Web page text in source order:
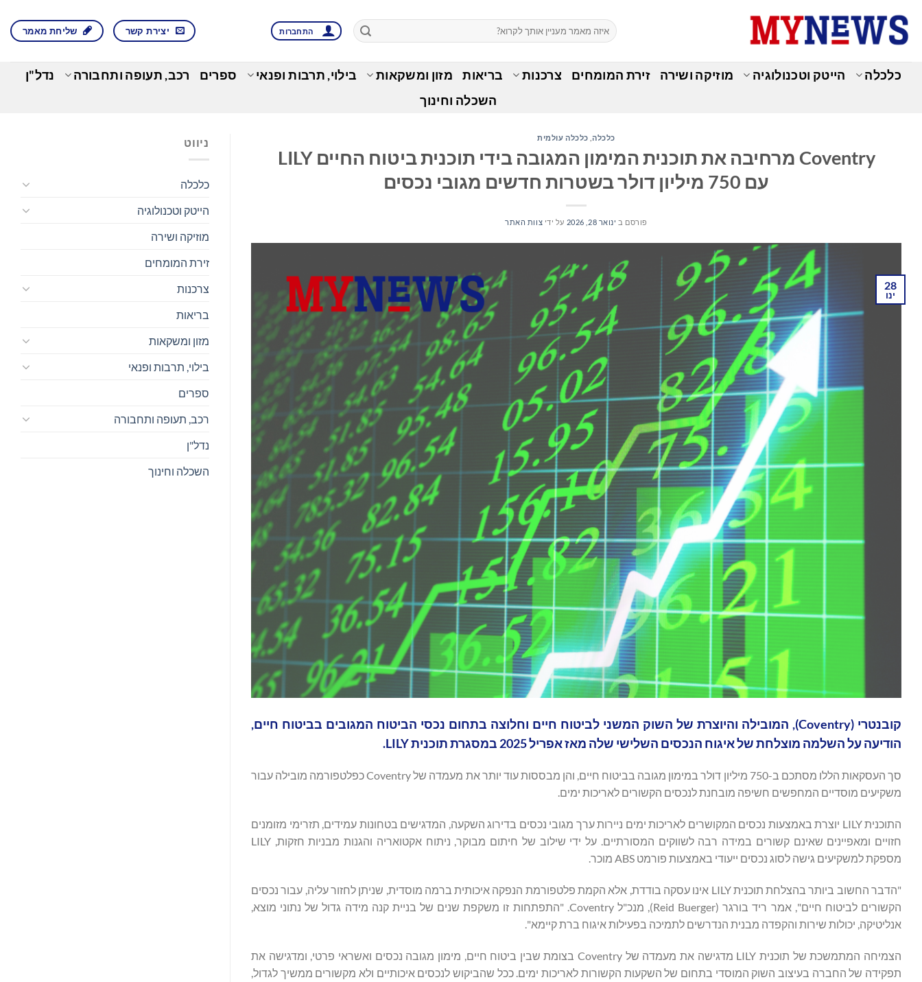
content
התחברות יצירת קשר שליחת מאמר
כלכלה הייטק וטכנולוגיה מוזיקה ושירה זירת המומחים צרכנות בריאות מזון ומשקאות בילוי, תרבות ופנאי ספרים רכב, תעופה ותחבורה
נדל"ן
השכלה וחינוך
כלכלה, כלכלה עולמית
Coventry מרחיבה את תוכנית המימון המגובה בידי תוכנית ביטוח החיים LILY
עם 750 מיליון דולר בשטרות חדשים מגובי נכסים
פורסם ב ינואר 28, 2026 על ידי צוות האתר
28
ינו
קובנטרי (Coventry), המובילה והיוצרת של השוק המשני לביטוח חיים וחלוצה בתחום נכסי הביטוח המגובים בביטוח חיים,
הודיעה על השלמה מוצלחת של איגוח הנכסים השלישי שלה מאז אפריל 2025 במסגרת תוכנית LILY.
סך העסקאות הללו מסתכם ב-750 מיליון דולר במימון מגובה בביטוח חיים, והן מבססות עוד יותר את מעמדה של Coventry כפלטפורמה מובילה עבור
משקיעים מוסדיים המחפשים חשיפה מובחנת לנכסים הקשורים לאריכות ימים.
התוכנית LILY יוצרת באמצעות נכסים המקושרים לאריכות ימים ניירות ערך מגובי נכסים בדירוג השקעה, המדגישים בטחונות עמידים, תזרימי מזומנים
חזויים ומאפיינים שאינם קשורים במידה רבה לשווקים המסורתיים. על ידי שילוב של חיתום מבוקר, ניתוח אקטואריה והגנות מבניות חזקות, LILY
מספקת למשקיעים גישה לסוג נכסים ייעודי באמצעות פורמט ABS מוכר.
"הדבר החשוב ביותר בהצלחת תוכנית LILY אינו עסקה בודדת, אלא הקמת פלטפורמת הנפקה איכותית ברמה מוסדית, שניתן לחזור עליה, עבור נכסים
הקשורים לביטוח חיים", אמר ריד בורגר (Reid Buerger), מנכ"ל Coventry. "התפתחות זו משקפת שנים של בניית קנה מידה גדול של נתוני מוצא,
אנליטיקה, יכולות שירות והקפדה מבנית הנדרשים לתמיכה בפעילות איגוח ברת קיימא".
הצמיחה המתמשכת של תוכנית LILY מדגישה את מעמדה של Coventry בצומת שבין ביטוח חיים, מימון מגובה נכסים ואשראי פרטי, ומדגישה את
תפקידה של החברה בעיצוב השוק המוסדי בתחום של השקעות הקשורות לאריכות ימים. ככל שהביקוש לנכסים איכותיים ולא מקשורים ממשיך לגדול,
ניווט
כלכלה
הייטק וטכנולוגיה
מוזיקה ושירה
זירת המומחים
צרכנות
בריאות
מזון ומשקאות
בילוי, תרבות ופנאי
ספרים
רכב, תעופה ותחבורה
נדל"ן
השכלה וחינוך